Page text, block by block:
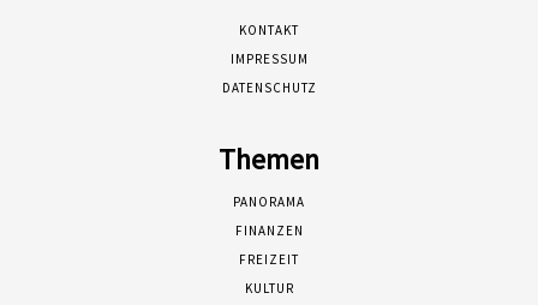
KONTAKT
IMPRESSUM
DATENSCHUTZ
Themen
PANORAMA
FINANZEN
FREIZEIT
KULTUR